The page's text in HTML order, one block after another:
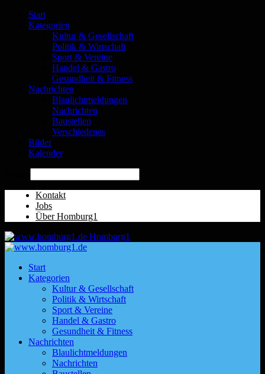
Start
Kategorien
Kultur & Gesellschaft
Politik & Wirtschaft
Sport & Vereine
Handel & Gastro
Gesundheit & Fitness
Nachrichten
Blaulichtmeldungen
Nachrichten
Baustellen
Verschiedenes
Bilder
Kalender
Kontakt
Jobs
Über Homburg1
Homburg1
Start
Kategorien
Kultur & Gesellschaft
Politik & Wirtschaft
Sport & Vereine
Handel & Gastro
Gesundheit & Fitness
Nachrichten
Blaulichtmeldungen
Nachrichten